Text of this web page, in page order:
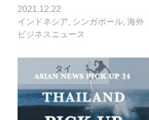
2021.12.22
インドネシア シンガポール, 海外
ビジネスニュース
タイ